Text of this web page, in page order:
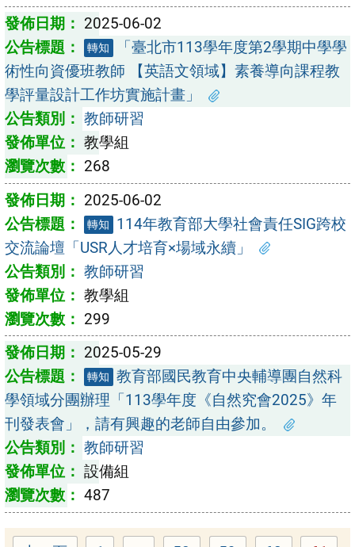
2025-06-02
轉知
「臺北市113學年度第2學期中學學
術性向資優班教師 【英語文領域】素養導向課程教
學評量設計工作坊實施計畫」
教師研習
教學組
268
2025-06-02
轉知
114年教育部大學社會責任SIG跨校
交流論壇「USR人才培育×場域永續」
教師研習
教學組
299
2025-05-29
轉知 教育部國民教育中央輔導團自然科
學領域分團辦理「113學年度《自然究會2025》年
刊發表會」，請有興趣的老師自由參加。
教師研習
設備組
487